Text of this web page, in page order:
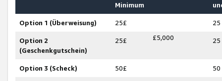
Minimum
Option 1 (Überweisung) 25£ 25
Option 2
(Geschenkgutschein)
25£ £5,000 25
Option 3 (Scheck) 50£ 50